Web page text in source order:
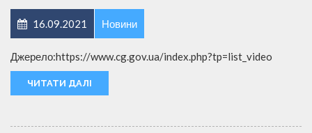
16.09.2021 Новини
Джерело:https://www.cg.gov.ua/index.php?tp=list_video
ЧИТАТИ ДАЛІ